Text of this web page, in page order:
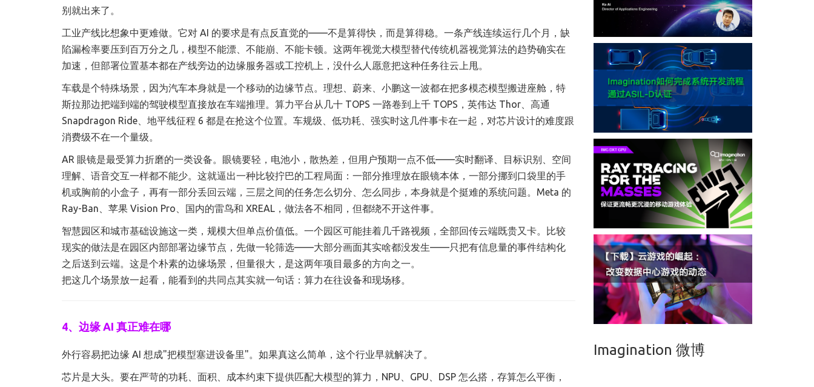
别就出来了。
工业产线比想象中更难做。它对 AI 的要求是有点反直觉的——不是算得快，而是算得稳。一条产线连续运行几个月，缺
陷漏检率要压到百万分之几，模型不能漂、不能崩、不能卡顿。这两年视觉大模型替代传统机器视觉算法的趋势确实在
加速，但部署位置基本都在产线旁边的边缘服务器或工控机上，没什么人愿意把这种任务往云上甩。
车载是个特殊场景，因为汽车本身就是一个移动的边缘节点。理想、蔚来、小鹏这一波都在把多模态模型搬进座舱，特
斯拉那边把端到端的驾驶模型直接放在车端推理。算力平台从几十 TOPS 一路卷到上千 TOPS，英伟达 Thor、高通
Snapdragon Ride、地平线征程 6 都是在抢这个位置。车规级、低功耗、强实时这几件事卡在一起，对芯片设计的难度跟
消费级不在一个量级。
AR 眼镜是最受算力折磨的一类设备。眼镜要轻，电池小，散热差，但用户预期一点不低——实时翻译、目标识别、空间
理解、语音交互一样都不能少。这就逼出一种比较拧巴的工程局面：一部分推理放在眼镜本体，一部分挪到口袋里的手
机或胸前的小盒子，再有一部分丢回云端，三层之间的任务怎么切分、怎么同步，本身就是个挺难的系统问题。Meta 的
Ray-Ban、苹果 Vision Pro、国内的雷鸟和 XREAL，做法各不相同，但都绕不开这件事。
智慧园区和城市基础设施这一类，规模大但单点价值低。一个园区可能挂着几千路视频，全部回传云端既贵又卡。比较
现实的做法是在园区内部部署边缘节点，先做一轮筛选——大部分画面其实啥都没发生——只把有信息量的事件结构化
之后送到云端。这是个朴素的边缘场景，但量很大，是这两年项目最多的方向之一。
把这几个场景放一起看，能看到的共同点其实就一句话：算力在往设备和现场移。
4、边缘 AI 真正难在哪
外行容易把边缘 AI 想成"把模型塞进设备里"。如果真这么简单，这个行业早就解决了。
芯片是大头。要在严苛的功耗、面积、成本约束下提供匹配大模型的算力，NPU、GPU、DSP 怎么搭，存算怎么平衡，
Imagination 微博